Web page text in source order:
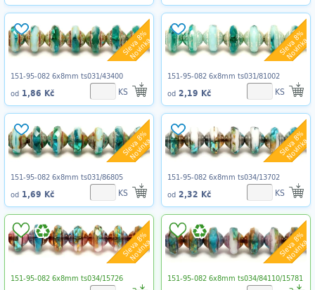
Sleva 8%
Novinka
151-95-082 6x8mm ts031/43400
od 1,86 Kč KS
Sleva 8%
Novinka
151-95-082 6x8mm ts031/81002
od 2,19 Kč KS
Sleva 8%
Novinka
151-95-082 6x8mm ts031/86805
od 1,69 Kč KS
Sleva 8%
Novinka
151-95-082 6x8mm ts034/13702
od 2,32 Kč KS
Sleva 8%
Novinka
151-95-082 6x8mm ts034/15726
Sleva 8%
Novinka
151-95-082 6x8mm ts034/84110/15781